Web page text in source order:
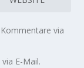
via
E-Mail.